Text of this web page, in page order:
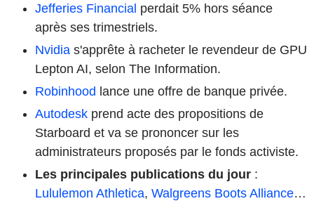
Jefferies Financial perdait 5% hors séance
après ses trimestriels.
Nvidia s'apprête à racheter le revendeur de GPU
Lepton AI, selon The Information.
Robinhood lance une offre de banque privée.
Autodesk prend acte des propositions de
Starboard et va se prononcer sur les
administrateurs proposés par le fonds activiste.
Les principales publications du jour :
Lululemon Athletica, Walgreens Boots Alliance…